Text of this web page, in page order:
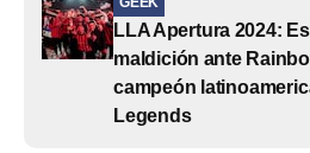
LLA Apertura 2024:
maldición ante
campeón
Legends